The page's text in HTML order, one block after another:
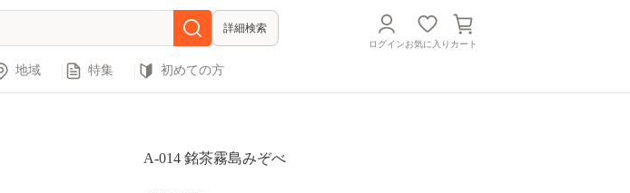
詳細検索
ログインお気に入り カート
地域 特集 初めての方
A-014 銘茶霧島みぞべ